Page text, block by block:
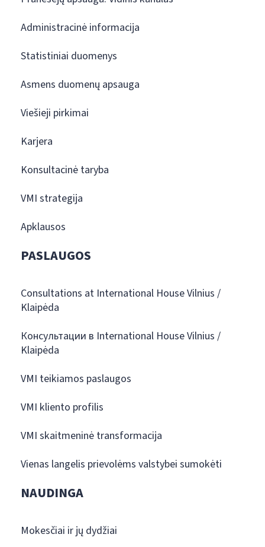
Administracinė informacija
Statistiniai duomenys
Asmens duomenų apsauga
Viešieji pirkimai
Karjera
Konsultacinė taryba
VMI strategija
Apklausos
PASLAUGOS
Consultations at International House Vilnius /
Klaipėda
Консультации в International House Vilnius /
Klaipėda
VMI teikiamos paslaugos
VMI kliento profilis
VMI skaitmeninė transformacija
Vienas langelis prievolėms valstybei sumokėti
NAUDINGA
Mokesčiai ir jų dydžiai